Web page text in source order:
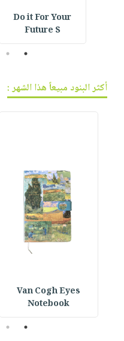
Do it For Your
Future S
1
2
أكثر البنود مبيعاً هذا الشهر :
Van Cogh Eyes
Notebook
1
2